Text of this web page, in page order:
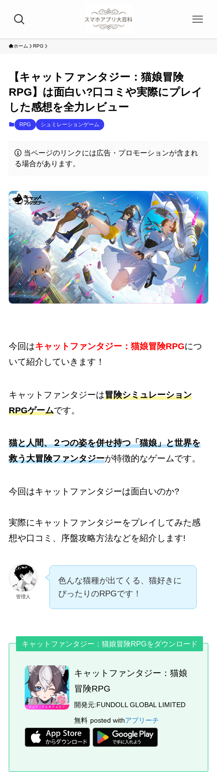
ホーム RPG
【キャットファンタジー：猫娘冒険
RPG】は面白い?口コミや実際にプレイ
した感想を全力レビュー
RPG シュミレーションゲーム
当ページのリンクには広告・プロモーションが含まれ
る場合があります。
今回はキャットファンタジー：猫娘冒険RPGにつ
いて紹介していきます！
キャットファンタジーは冒険シミュレーション
RPGゲームです。
猫と人間、２つの姿を併せ持つ「猫娘」と世界を
救う大冒険ファンタジーが特徴的なゲームです。
今回はキャットファンタジーは面白いのか?
実際にキャットファンタジーをプレイしてみた感
想や口コミ、序盤攻略方法などを紹介します!
管理人
色んな猫種が出てくる、猫好きに
ぴったりのRPGです！
キャットファンタジー：猫娘冒険RPGをダウンロード
キャットファンタジー：猫娘
冒険RPG
開発元:FUNDOLL GLOBAL LIMITED
無料 posted withアプリーチ